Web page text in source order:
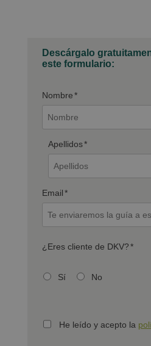
Descárgalo
este formulario:
Nombre*
Apellidos*
Email*
¿Eres cliente de DKV?*
Sí No
He leído y acepto la